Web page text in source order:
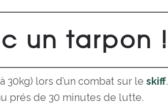
un tarpon !
30kg) lors d’un combat sur le skiff.
prés de 30 minutes de lutte.